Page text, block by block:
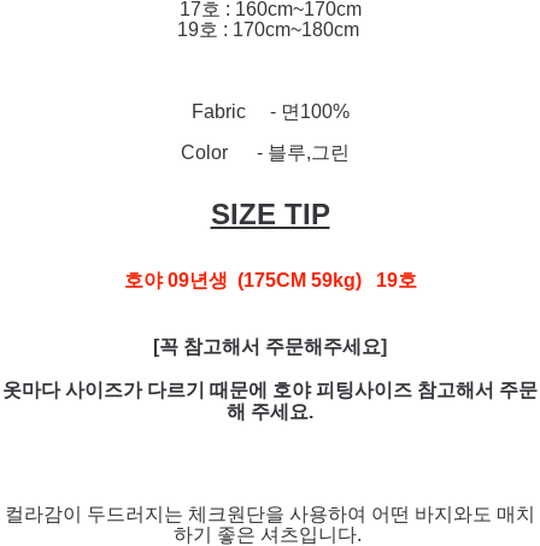
17호 : 160cm~170cm
19호 : 170cm~180cm
Fabric - 면100%
Color - 블루,그린
SIZE TIP
호야 09년생 (175CM 59kg) 19호
[꼭 참고해서 주문해주세요]
옷마다 사이즈가 다르기 때문에 호야 피팅사이즈 참고해서 주문
해 주세요.
컬라감이 두드러지는 체크원단을 사용하여 어떤 바지와도 매치
하기 좋은 셔츠입니다.